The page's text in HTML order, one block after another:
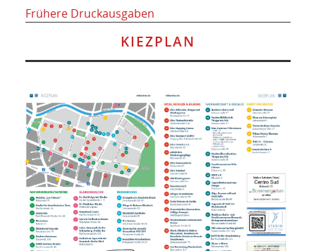
Frühere Druckausgaben
KIEZPLAN